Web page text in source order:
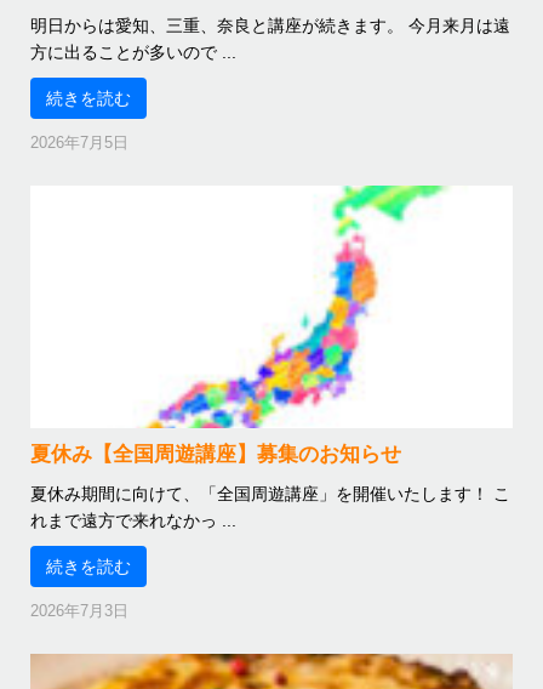
明日からは愛知、三重、奈良と講座が続きます。 今月来月は遠
方に出ることが多いので ...
続きを読む
2026年7月5日
夏休み【全国周遊講座】募集のお知らせ
夏休み期間に向けて、「全国周遊講座」を開催いたします！ こ
れまで遠方で来れなかっ ...
続きを読む
2026年7月3日